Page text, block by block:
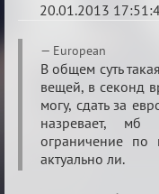
20.01.2013
Re:
Количество
вещей
при
игроке
European
В общем суть
вещей, в секонд
могу, сдать за
назревает, мб
ограничение по
актуально ли.